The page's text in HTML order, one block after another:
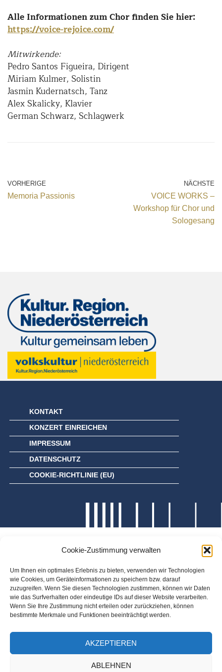
Cookie-Zustimmung verwalten
Um Ihnen ein optimales Erlebnis zu bieten, verwenden wir Technologien
wie Cookies, um Geräteinformationen zu speichern bzw. darauf
zuzugreifen. Wenn Sie diesen Technologien zustimmen, können wir Daten
wie das Surfverhalten oder eindeutige IDs auf dieser Website verarbeiten.
Wenn Sie Ihre Zustimmung nicht erteilen oder zurückziehen, können
bestimmte Merkmale und Funktionen beeinträchtigt werden.
AKZEPTIEREN
ABLEHNEN
Alle Informationen zum Chor finden Sie hier:
https://voice-rejoice.com/
Mitwirkende:
Pedro Santos Figueira, Dirigent
Miriam Kulmer, Solistin
Jasmin Kudernatsch, Tanz
Alex Skalicky, Klavier
German Schwarz, Schlagwerk
VORHERIGE
Memoria Passionis
NÄCHSTE
VOICE WORKS –
Workshop für Chor und
Sologesang
KONTAKT
KONZERT EINREICHEN
IMPRESSUM
DATENSCHUTZ
COOKIE-RICHTLINIE (EU)